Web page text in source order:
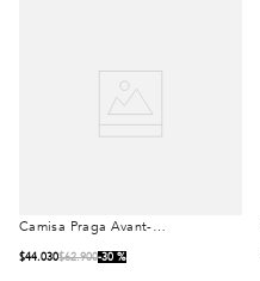
Camisa Praga Avant-
$44.030$62.900 30 %